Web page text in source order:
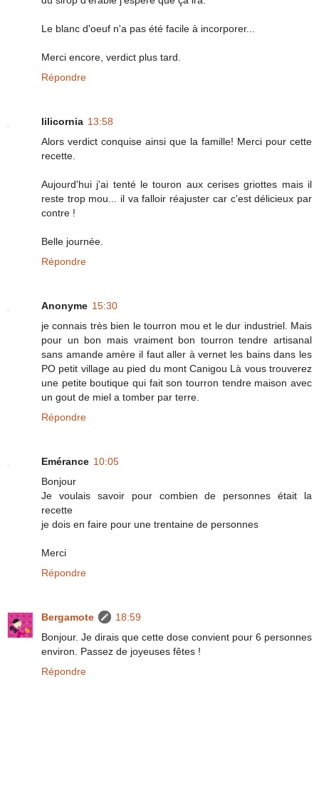
Le blanc d'oeuf n'a pas été facile à incorporer...
Merci encore, verdict plus tard.
Répondre
lilicornia 13:58
Alors verdict conquise ainsi que la famille! Merci pour cette
recette.
Aujourd'hui j'ai tenté le touron aux cerises griottes mais il
reste trop mou... il va falloir réajuster car c'est délicieux par
contre !
Belle journée.
Répondre
Anonyme 15:30
je connais très bien le tourron mou et le dur industriel. Mais
pour un bon mais vraiment bon tourron tendre artisanal
sans amande amère il faut aller à vernet les bains dans les
PO petit village au pied du mont Canigou Là vous trouverez
une petite boutique qui fait son tourron tendre maison avec
un gout de miel a tomber par terre.
Répondre
Emérance 10:05
Bonjour
Je voulais savoir pour combien de personnes était la
recette
je dois en faire pour une trentaine de personnes
Merci
Répondre
Bergamote
18:59
Bonjour. Je dirais que cette dose convient pour 6 personnes
environ. Passez de joyeuses fêtes !
Répondre